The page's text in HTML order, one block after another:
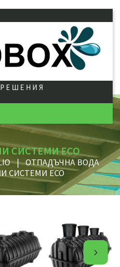
СИСТЕМИ ECO
| ОТПАДЪЧНА ВОДА
СИСТЕМИ ECO